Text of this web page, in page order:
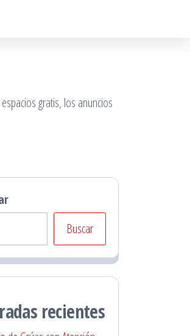
gratis, los anuncios
Buscar
recientes